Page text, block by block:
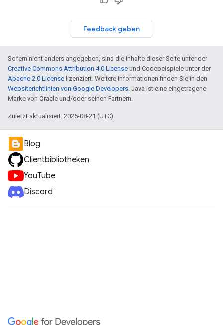
Feedback geben
Sofern nicht anders angegeben, sind die Inhalte dieser Seite unter der
Creative Commons Attribution 4.0 License und Codebeispiele unter der
Apache 2.0 License lizenziert. Weitere Informationen finden Sie in den
Websiterichtlinien von Google Developers. Java ist eine eingetragene
Marke von Oracle und/oder seinen Partnern.
Zuletzt aktualisiert: 2025-08-21 (UTC).
Blog
Clientbibliotheken
YouTube
Discord